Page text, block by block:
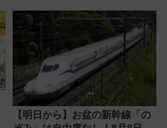
【明日から】お盆の新幹線「の